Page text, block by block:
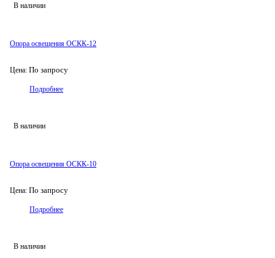
В наличии
Опора освещения ОСКК-12
Цена: По запросу
Подробнее
В наличии
Опора освещения ОСКК-10
Цена: По запросу
Подробнее
В наличии